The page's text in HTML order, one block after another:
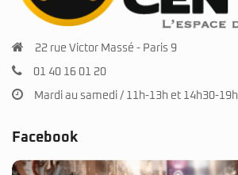
22 rue Victor Massé - Paris 9
01 40 16 01 20
Mardi au samedi / 11h-13h et 14h30-19h
Facebook